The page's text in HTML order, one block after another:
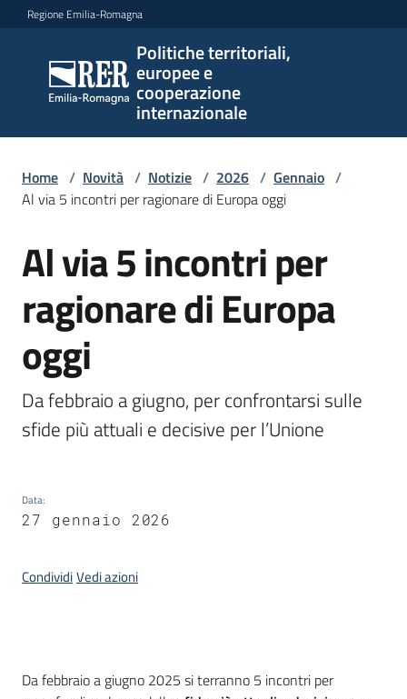
Vai al contenuto
Vai alla navigazione
Vai al footer
Regione Emilia-Romagna
Politiche territoriali,
europee e
cooperazione
internazionale
Politiche
territoriali,
europee e
cooperazione
Novità
Servizi
Leggi
Piani
Nucleo
Home / Novità / Notizie / 2026 / Gennaio /
Al via 5 incontri per ragionare di Europa oggi
Salta al contenuto
Al via 5 incontri per
ragionare di Europa
oggi
Da febbraio a giugno, per confrontarsi sulle
sfide più attuali e decisive per l’Unione
Data:
27 gennaio 2026
CondividiVedi azioni
Introduzione
Da febbraio a giugno 2025 si terranno 5 incontri per